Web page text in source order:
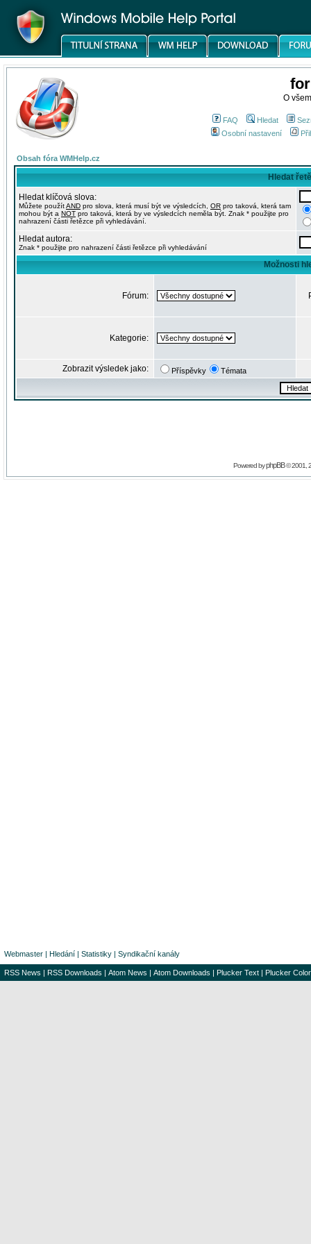
O
FAQ Hledat
Osobní nastavení
Obsah fóra WMHelp.cz
Hledat
Hledat klíčová slova:
Můžete použítAND pro slova, která musí být ve výsledcích, OR pro taková, která tam
mohou být a NOT pro taková, která by ve výsledcích neměla být. Znak * použijte pro
nahrazení části řetězce při vyhledávání.
Hledat autora:
Znak * použijte pro nahrazení části řetězce při vyhledávání
Možnosti
Fórum:
Kategorie:
Zobrazit výsledek jako: Příspěvky Témata
Powered byphpBB© 2001,
Webmaster | Hledání | Statistiky | Syndikační kanály
RSS News | RSS Downloads | Atom News | Atom Downloads | Plucker Text | Plucker Color